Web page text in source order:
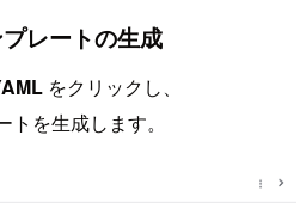
レートの生成
をクリックし、
を生成します。